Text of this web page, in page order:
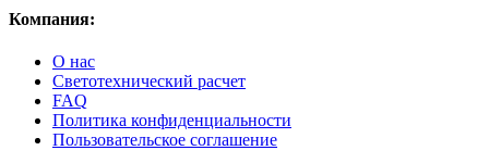
Компания:
О нас
Светотехнический расчет
FAQ
Политика конфиденциальности
Пользовательское соглашение